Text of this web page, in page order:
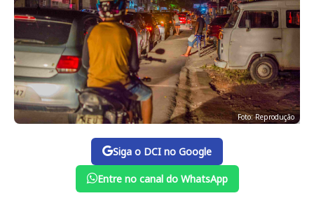
Foto: Reprodução
Siga o DCI no Google
Entre no canal do WhatsApp